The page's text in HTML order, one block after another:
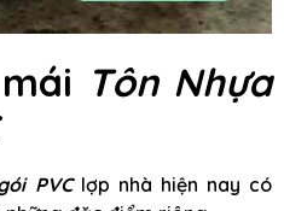
Tôn Nhựa
PVClợp nhà hiện nay có